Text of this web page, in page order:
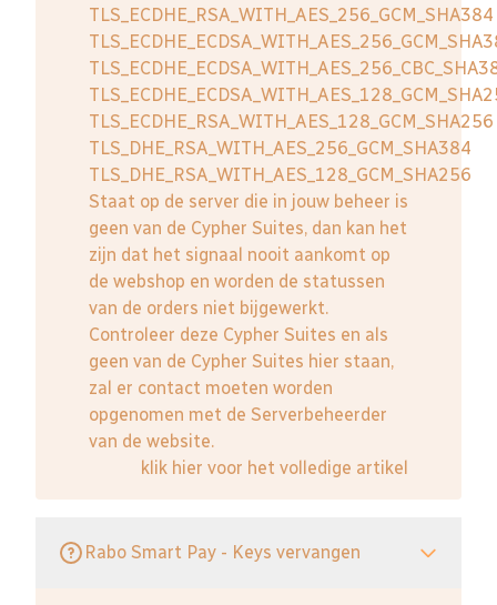
TLS_ECDHE_RSA_WITH_AES_256_GCM_SHA384
TLS_ECDHE_RSA_WITH_AES_128_GCM_SHA256
TLS_DHE_RSA_WITH_AES_256_GCM_SHA384
TLS_DHE_RSA_WITH_AES_128_GCM_SHA256
Staat op de server die in jouw beheer is
geen van de Cypher Suites, dan kan het
zijn dat het signaal nooit aankomt op
de webshop en worden de statussen
van de orders niet bijgewerkt.
Controleer deze Cypher Suites en als
geen van de Cypher Suites hier staan,
zal er contact moeten worden
opgenomen met de Serverbeheerder
van de website.
klik hier voor het volledige artikel
Rabo Smart Pay - Keys vervangen